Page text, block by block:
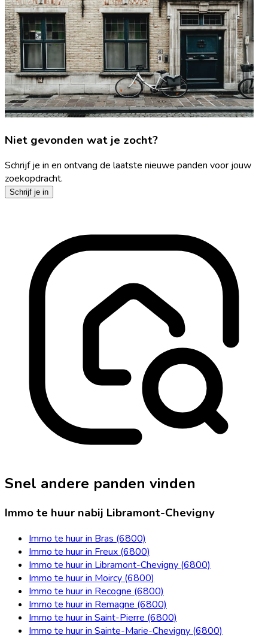
Niet gevonden wat je zocht?
Schrijf je in en ontvang de laatste nieuwe panden voor jouw
zoekopdracht.
Schrijf je in
Snel andere panden vinden
Immo te huur nabij Libramont-Chevigny
Immo te huur in Bras (6800)
Immo te huur in Freux (6800)
Immo te huur in Libramont-Chevigny (6800)
Immo te huur in Moircy (6800)
Immo te huur in Recogne (6800)
Immo te huur in Remagne (6800)
Immo te huur in Saint-Pierre (6800)
Immo te huur in Sainte-Marie-Chevigny (6800)